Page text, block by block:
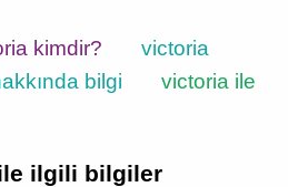
kimdir?
victoria
bilgi
victoria ile
ilgili bilgiler